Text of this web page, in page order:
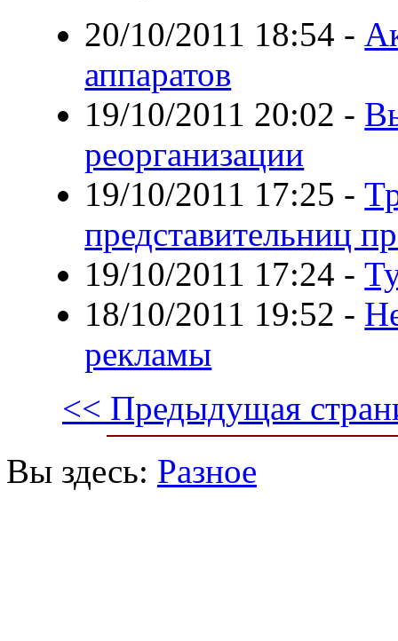
20/10/2011 18:54 -
аппаратов
19/10/2011 20:02 -
реорганизации
19/10/2011 17:25 -
представительниц
19/10/2011 17:24 -
18/10/2011 19:52 -
рекламы
<< Предыдущая
Вы здесь: Разное